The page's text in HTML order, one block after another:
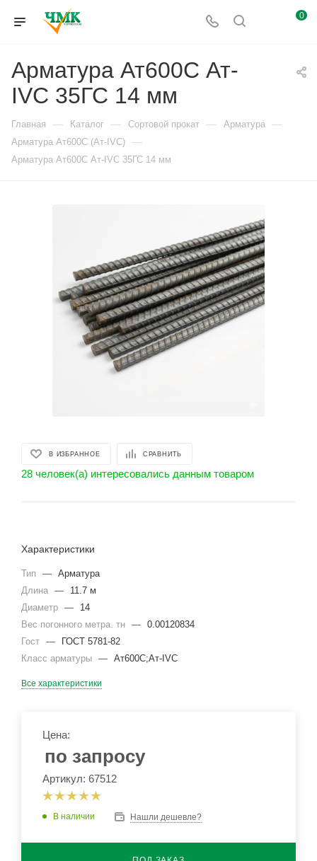
0
Арматура Ат600С Ат-
IVС 35ГС 14 мм
Главная — Каталог — Сортовой прокат — Арматура —
Арматура Ат600С (Ат-IVС) —
Арматура Ат600С Ат-IVС 35ГС 14 мм
В ИЗБРАННОЕ СРАВНИТЬ
28 человек(а) интересовались данным товаром
Характеристики
Тип — Арматура
Длина —
11.7 м
Диаметр —
14
Вес погонного метра. тн — 0.00120834
Гост —
ГОСТ 5781-82
Класс арматуры — Ат600С;Ат-IVС
Все характеристики
Цена:
по запросу
Артикул: 67512
В наличии Нашли дешевле?